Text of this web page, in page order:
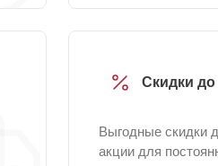
Скидки до
Выгодные скидки
акции для